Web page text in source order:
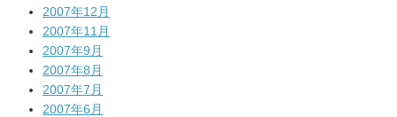
2007年12月
2007年11月
2007年9月
2007年8月
2007年7月
2007年6月